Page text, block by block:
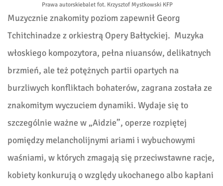
Prawa autorskiebalet fot. Krzysztof Mystkowski KFP
Muzycznie znakomity poziom zapewnił Georg
Tchitchinadze z orkiestrą Opery Bałtyckiej. Muzyka
włoskiego kompozytora, pełna niuansów, delikatnych
brzmień, ale też potężnych partii opartych na
burzliwych konfliktach bohaterów, zagrana została ze
znakomitym wyczuciem dynamiki. Wydaje się to
szczególnie ważne w „Aidzie”, operze rozpiętej
pomiędzy melancholijnymi ariami i wybuchowymi
waśniami, w których zmagają się przeciwstawne racje,
kobiety konkurują o względy ukochanego albo kapłani